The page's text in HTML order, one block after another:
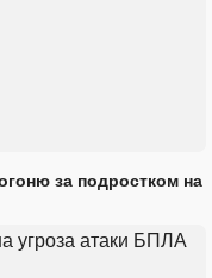
за подростком на